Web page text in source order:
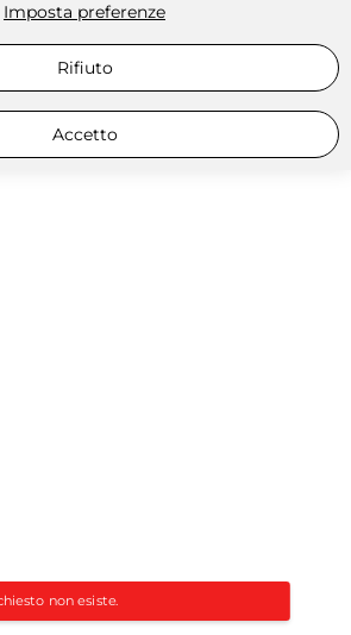
non esiste.
Imposta preferenze
Rifiuto
Accetto